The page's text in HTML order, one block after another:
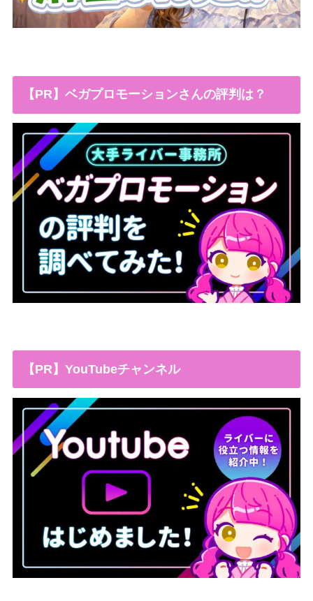
【PR】ベガプロモーションさんの評判は？
【PR】YouTubeチャンネル